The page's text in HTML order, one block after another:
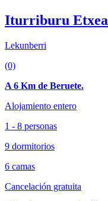
Iturriburu Etxea
Lekunberri
(0)
A 6 Km de Beruete.
Alojamiento entero
1 - 8 personas
9 dormitorios
6 camas
Cancelación gratuita